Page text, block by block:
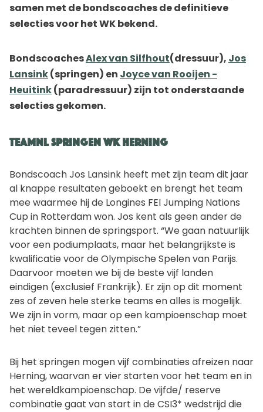
samen met de bondscoaches de definitieve
selecties voor het WK bekend.
BondscoachesAlex van Silfhout(dressuur), Jos
Lansink(springen) en Joyce van Rooijen -
Heuitink(paradressuur) zijn tot onderstaande
selecties gekomen.
TeamNL springen WK Herning
Bondscoach Jos Lansink heeft met zijn team dit jaar
al knappe resultaten geboekt en brengt het team
mee waarmee hij de Longines FEI Jumping Nations
Cup in Rotterdam won. Jos kent als geen ander de
krachten binnen de springsport. “We gaan natuurlijk
voor een podiumplaats, maar het belangrijkste is
kwalificatie voor de Olympische Spelen van Parijs.
Daarvoor moeten we bij de beste vijf landen
eindigen (exclusief Frankrijk). Er zijn op dit moment
zes of zeven hele sterke teams en alles is mogelijk.
We zijn in vorm, maar op een kampioenschap moet
het niet teveel tegen zitten.”
Bij het springen mogen vijf combinaties afreizen naar
Herning, waarvan er vier starten voor het team en in
het wereldkampioenschap. De vijfde/ reserve
combinatie gaat van start in de CSI3* wedstrijd die